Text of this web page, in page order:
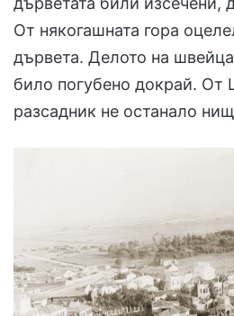
От някогашната гора
дървета. Делото на
било погубено докрай. От
разсадник не останало